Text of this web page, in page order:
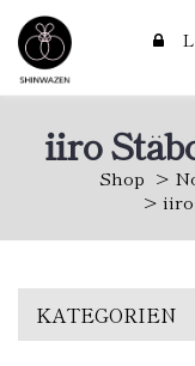
iiro
Shop
iiro
KATEGORIEN